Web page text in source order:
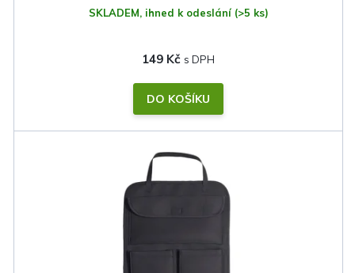
SKLADEM, ihned k odeslání (>5 ks)
149 Kč
DO KOŠÍKU